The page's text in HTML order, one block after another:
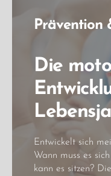
Prävention
Die
Entwickelt sich
Wann muss es
kann es sitzen?